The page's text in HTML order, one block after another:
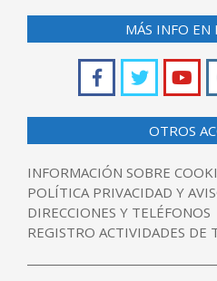
MÁS INFO EN
OTROS
INFORMACIÓN SOBRE
POLÍTICA PRIVACIDAD Y
DIRECCIONES Y TELÉFONOS
REGISTRO ACTIVIDADES DE